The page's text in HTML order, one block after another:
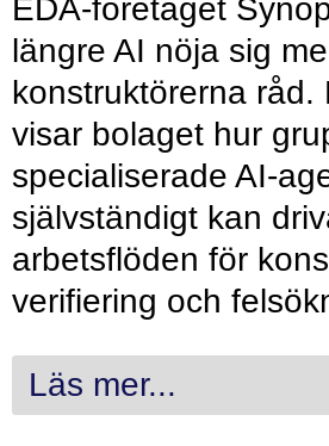
EDA-företaget
längre AI nöja sig
konstruktörerna råd.
visar bolaget hur
specialiserade AI-
självständigt kan
arbetsflöden för
verifiering och
Läs mer...